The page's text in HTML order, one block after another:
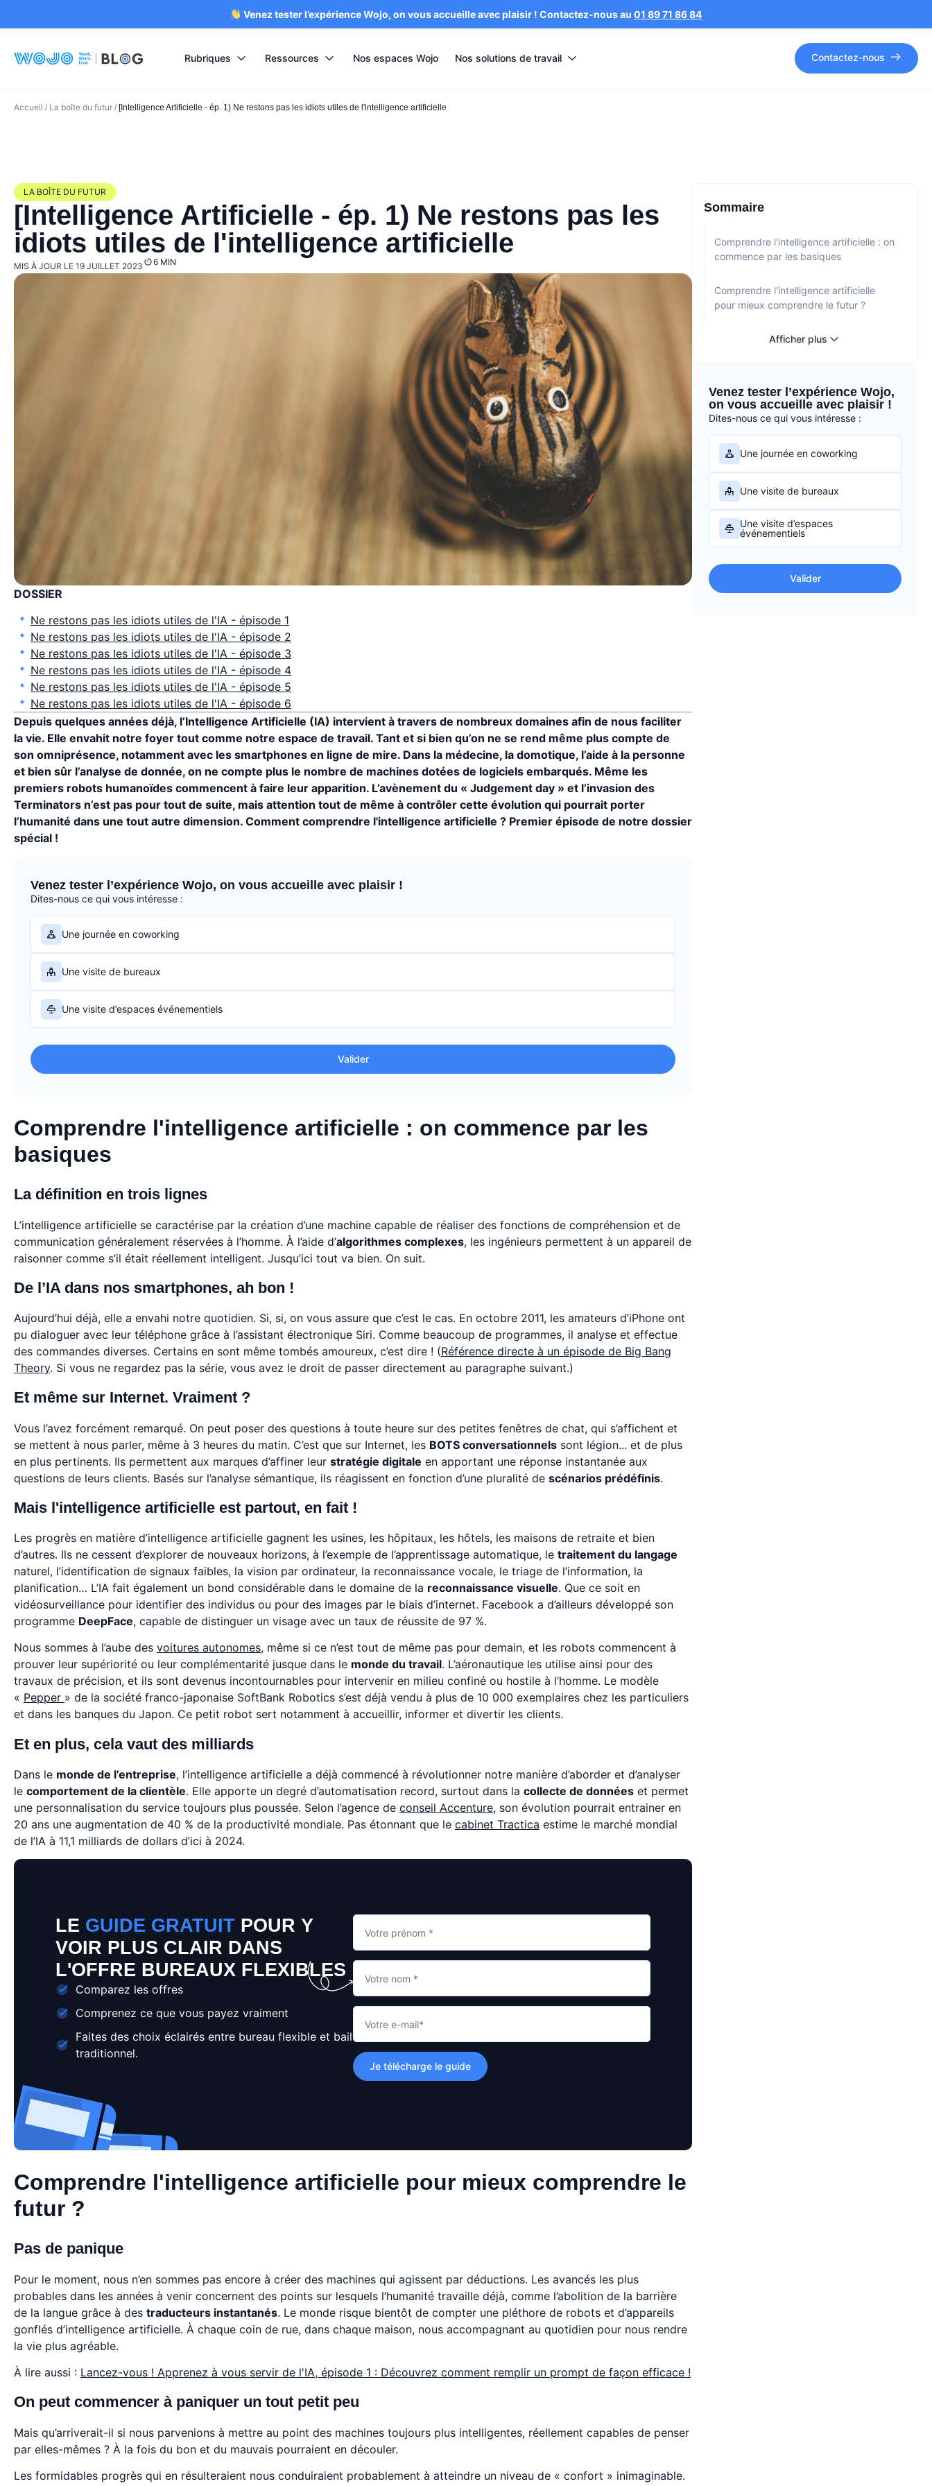
Venez tester l’expérience Wojo, on vous accueille avec plaisir ! Contactez-nous au 01 89 71 86 84
Rubriques Ressources Nos espaces Wojo Nos solutions de travail Contactez-nous
Accueil / La boîte du futur / [Intelligence Artificielle - ép. 1) Ne restons pas les idiots utiles de l'intelligence artificielle
LA BOÎTE DU FUTUR
[Intelligence Artificielle - ép. 1) Ne restons pas les
idiots utiles de l'intelligence artificielle
MIS À JOUR LE 19 JUILLET 2023 6 MIN
DOSSIER
Ne restons pas les idiots utiles de l'IA - épisode 1
Ne restons pas les idiots utiles de l'IA - épisode 2
Ne restons pas les idiots utiles de l'IA - épisode 3
Ne restons pas les idiots utiles de l'IA - épisode 4
Ne restons pas les idiots utiles de l'IA - épisode 5
Ne restons pas les idiots utiles de l'IA - épisode 6
Depuis quelques années déjà, l’Intelligence Artificielle (IA) intervient à travers de nombreux domaines afin de nous faciliter
la vie. Elle envahit notre foyer tout comme notre espace de travail. Tant et si bien qu’on ne se rend même plus compte de
son omniprésence, notamment avec les smartphones en ligne de mire. Dans la médecine, la domotique, l’aide à la personne
et bien sûr l’analyse de donnée, on ne compte plus le nombre de machines dotées de logiciels embarqués. Même les
premiers robots humanoïdes commencent à faire leur apparition. L’avènement du « Judgement day » et l’invasion des
Terminators n’est pas pour tout de suite, mais attention tout de même à contrôler cette évolution qui pourrait porter
l’humanité dans une tout autre dimension. Comment comprendre l'intelligence artificielle ? Premier épisode de notre dossier
spécial !
Venez tester l’expérience Wojo, on vous accueille avec plaisir !
Dites-nous ce qui vous intéresse :
Une journée en coworking
Une visite de bureaux
Une visite d’espaces événementiels
Valider
Comprendre l'intelligence artificielle : on commence par les
basiques
La définition en trois lignes
L’intelligence artificielle se caractérise par la création d’une machine capable de réaliser des fonctions de compréhension et de
communication généralement réservées à l’homme. À l’aide d’algorithmes complexes, les ingénieurs permettent à un appareil de
raisonner comme s’il était réellement intelligent. Jusqu’ici tout va bien. On suit.
De l’IA dans nos smartphones, ah bon !
Aujourd’hui déjà, elle a envahi notre quotidien. Si, si, on vous assure que c’est le cas. En octobre 2011, les amateurs d’iPhone ont
pu dialoguer avec leur téléphone grâce à l’assistant électronique Siri. Comme beaucoup de programmes, il analyse et effectue
des commandes diverses. Certains en sont même tombés amoureux, c’est dire ! (Référence directe à un épisode de Big Bang
Theory. Si vous ne regardez pas la série, vous avez le droit de passer directement au paragraphe suivant.)
Et même sur Internet. Vraiment ?
Vous l’avez forcément remarqué. On peut poser des questions à toute heure sur des petites fenêtres de chat, qui s’affichent et
se mettent à nous parler, même à 3 heures du matin. C’est que sur Internet, les BOTS conversationnels sont légion... et de plus
en plus pertinents. Ils permettent aux marques d’affiner leur stratégie digitale en apportant une réponse instantanée aux
questions de leurs clients. Basés sur l’analyse sémantique, ils réagissent en fonction d’une pluralité de scénarios prédéfinis.
Mais l'intelligence artificielle est partout, en fait !
Les progrès en matière d’intelligence artificielle gagnent les usines, les hôpitaux, les hôtels, les maisons de retraite et bien
d’autres. Ils ne cessent d’explorer de nouveaux horizons, à l’exemple de l’apprentissage automatique, le traitement du langage
naturel, l’identification de signaux faibles, la vision par ordinateur, la reconnaissance vocale, le triage de l’information, la
planification… L’IA fait également un bond considérable dans le domaine de la reconnaissance visuelle. Que ce soit en
vidéosurveillance pour identifier des individus ou pour des images par le biais d’internet. Facebook a d’ailleurs développé son
programme DeepFace, capable de distinguer un visage avec un taux de réussite de 97 %.
Nous sommes à l’aube des voitures autonomes, même si ce n’est tout de même pas pour demain, et les robots commencent à
prouver leur supériorité ou leur complémentarité jusque dans le monde du travail. L’aéronautique les utilise ainsi pour des
travaux de précision, et ils sont devenus incontournables pour intervenir en milieu confiné ou hostile à l’homme. Le modèle
« Pepper » de la société franco-japonaise SoftBank Robotics s’est déjà vendu à plus de 10 000 exemplaires chez les particuliers
et dans les banques du Japon. Ce petit robot sert notamment à accueillir, informer et divertir les clients.
Et en plus, cela vaut des milliards
Dans le monde de l’entreprise, l’intelligence artificielle a déjà commencé à révolutionner notre manière d’aborder et d’analyser
le comportement de la clientèle. Elle apporte un degré d’automatisation record, surtout dans la collecte de données et permet
une personnalisation du service toujours plus poussée. Selon l’agence de conseil Accenture, son évolution pourrait entrainer en
20 ans une augmentation de 40 % de la productivité mondiale. Pas étonnant que le cabinet Tractica estime le marché mondial
de l’IA à 11,1 milliards de dollars d’ici à 2024.
LE GUIDE GRATUIT POUR Y
VOIR PLUS CLAIR DANS
L'OFFRE BUREAUX FLEXIBLES
Comparez les offres
Comprenez ce que vous payez vraiment
Faites des choix éclairés entre bureau flexible et bail
traditionnel.
Je télécharge le guide
Comprendre l'intelligence artificielle pour mieux comprendre le
futur ?
Pas de panique
Pour le moment, nous n’en sommes pas encore à créer des machines qui agissent par déductions. Les avancés les plus
probables dans les années à venir concernent des points sur lesquels l’humanité travaille déjà, comme l’abolition de la barrière
de la langue grâce à des traducteurs instantanés. Le monde risque bientôt de compter une pléthore de robots et d’appareils
gonflés d’intelligence artificielle. À chaque coin de rue, dans chaque maison, nous accompagnant au quotidien pour nous rendre
la vie plus agréable.
À lire aussi : Lancez-vous ! Apprenez à vous servir de l'IA, épisode 1 : Découvrez comment remplir un prompt de façon efficace !
On peut commencer à paniquer un tout petit peu
Mais qu’arriverait-il si nous parvenions à mettre au point des machines toujours plus intelligentes, réellement capables de penser
par elles-mêmes ? À la fois du bon et du mauvais pourraient en découler.
Les formidables progrès qui en résulteraient nous conduiraient probablement à atteindre un niveau de « confort » inimaginable.
Sommaire
Comprendre l'intelligence artificielle : on
commence par les basiques
Comprendre l'intelligence artificielle
pour mieux comprendre le futur ?
Afficher plus
Venez tester l’expérience Wojo,
on vous accueille avec plaisir !
Dites-nous ce qui vous intéresse :
Une journée en coworking
Une visite de bureaux
Une visite d’espaces
événementiels
Valider